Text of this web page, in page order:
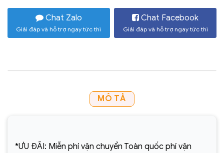
Chat Zalo
Giải đáp và hỗ trợ ngay tức thì
Chat Facebook
Giải đáp và hỗ trợ ngay tức thì
MÔ TẢ
*ƯU ĐÃI: Miễn phí vận chuyển Toàn quốc phí vận